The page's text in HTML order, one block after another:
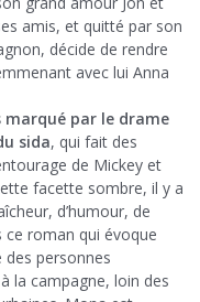
amis, et quitté par son
décide de rendre
avec lui Anna
marqué par le drame
sida, qui fait des
de Mickey et
facette sombre, il y a
d’humour, de
ce roman qui évoque
des personnes
la campagne, loin des